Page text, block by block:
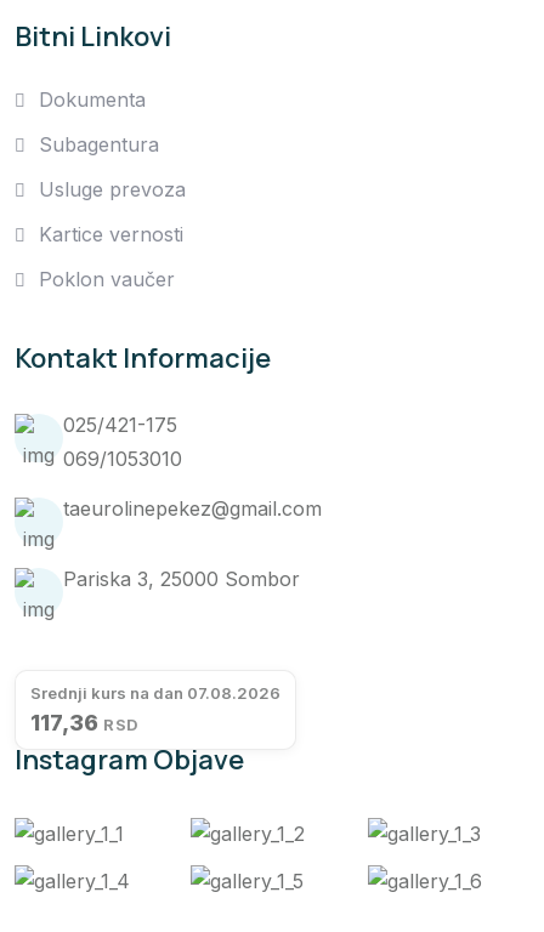
Bitni Linkovi
Dokumenta
Subagentura
Usluge prevoza
Kartice vernosti
Poklon vaučer
Kontakt Informacije
025/421-175
069/1053010
taeurolinepekez@gmail.com
Pariska 3, 25000 Sombor
Srednji kurs na dan 07.08.2026
117,36 RSD
Instagram Objave